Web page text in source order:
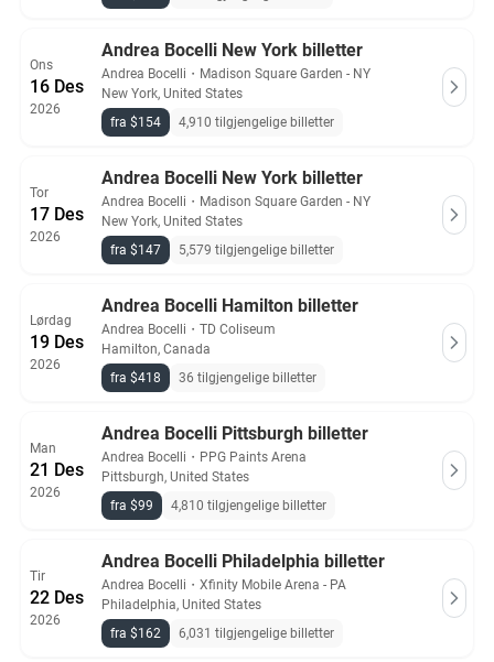
Ons
16 Des
2026
Andrea Bocelli New York billetter
Andrea Bocelli ・ Madison Square Garden - NY
New York, United States
fra $154
4,910 tilgjengelige billetter
Tor
17 Des
2026
Andrea Bocelli New York billetter
Andrea Bocelli ・ Madison Square Garden - NY
New York, United States
fra $147
5,579 tilgjengelige billetter
Lørdag
19 Des
2026
Andrea Bocelli Hamilton billetter
Andrea Bocelli ・ TD Coliseum
Hamilton, Canada
fra $418
36 tilgjengelige billetter
Man
21 Des
2026
Andrea Bocelli Pittsburgh billetter
Andrea Bocelli ・ PPG Paints Arena
Pittsburgh, United States
fra $99
4,810 tilgjengelige billetter
Tir
22 Des
2026
Andrea Bocelli Philadelphia billetter
Andrea Bocelli ・ Xfinity Mobile Arena - PA
Philadelphia, United States
fra $162
6,031 tilgjengelige billetter